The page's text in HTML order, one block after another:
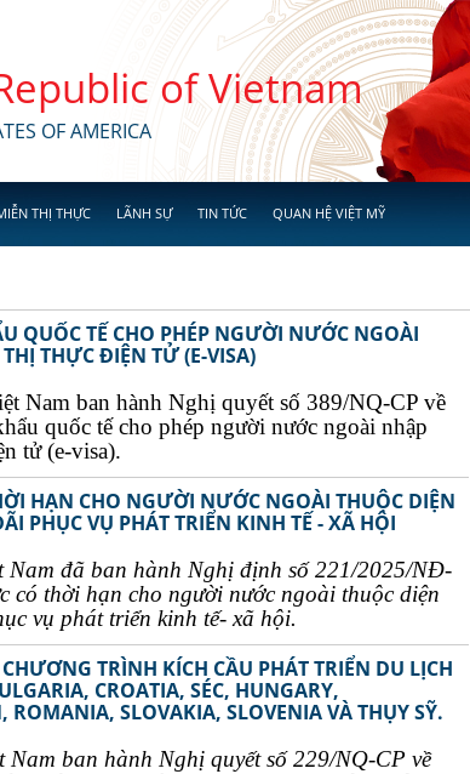
of Vietnam
OF AMERICA
THỊ THỰC LÃNH SỰ TIN TỨC QUAN HỆ VIỆT MỸ
QUỐC TẾ CHO PHÉP NGƯỜI NƯỚC NGOÀI
THỰC ĐIỆN TỬ (E-VISA)
Nam ban hành Nghị quyết số 389/NQ-CP về
quốc tế cho phép người nước ngoài nhập
tử (e-visa).
HẠN CHO NGƯỜI NƯỚC NGOÀI THUỘC DIỆN
PHỤC VỤ PHÁT TRIỂN KINH TẾ - XÃ HỘI
Nam đã ban hành Nghị định số 221/2025/NĐ-
có thời hạn cho người nước ngoài thuộc diện
vụ phát triển kinh tế- xã hội.
TRÌNH KÍCH CẦU PHÁT TRIỂN DU LỊCH
CROATIA, SÉC, HUNGARY,
SLOVAKIA, SLOVENIA VÀ THỤY SỸ.
ban hành Nghị quyết số 229/NQ-CP về